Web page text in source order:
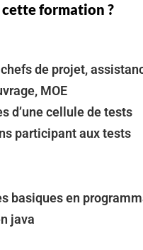
cette formation ?
de projet,
MOE
d’une cellule de tests
participant aux tests
basiques en
java